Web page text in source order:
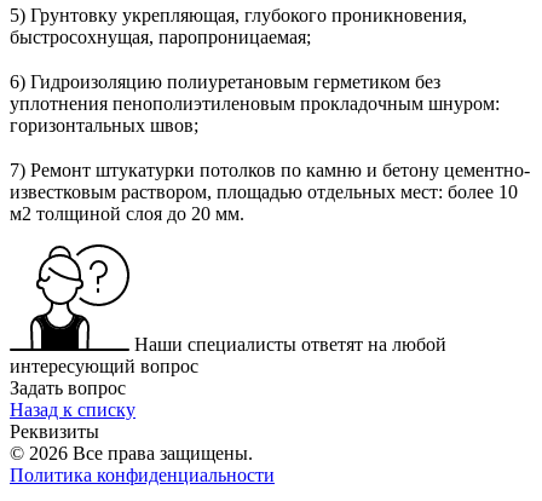
5) Грунтовку укрепляющая, глубокого проникновения,
быстросохнущая, паропроницаемая;
6) Гидроизоляцию полиуретановым герметиком без
уплотнения пенополиэтиленовым прокладочным шнуром:
горизонтальных швов;
7) Ремонт штукатурки потолков по камню и бетону цементно-
известковым раствором, площадью отдельных мест: более 10
м2 толщиной слоя до 20 мм.
Наши специалисты ответят на любой
интересующий вопрос
Задать вопрос
Назад к списку
Реквизиты
© 2026 Все права защищены.
Политика конфиденциальности